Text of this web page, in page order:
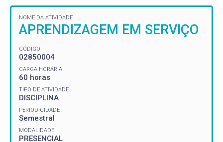
NOME DA ATIVIDADE
APRENDIZAGEM EM SERVIÇO
CÓDIGO
02850004
CARGA HORÁRIA
60 horas
TIPO DE ATIVIDADE
DISCIPLINA
PERIODICIDADE
Semestral
MODALIDADE
PRESENCIAL